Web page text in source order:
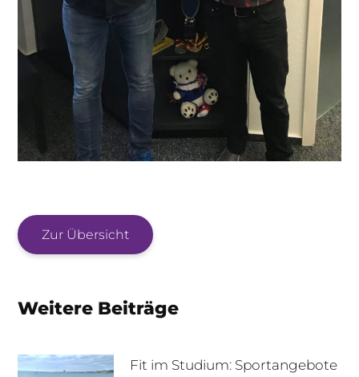
Zur Übersicht
Weitere Beiträge
Fit im Studium: Sportangebote